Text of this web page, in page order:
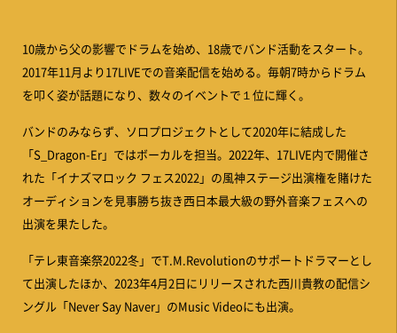
10歳から父の影響でドラムを始め、18歳でバンド活動をスタート。
2017年11月より17LIVEでの音楽配信を始める。毎朝7時からドラム
を叩く姿が話題になり、数々のイベントで１位に輝く。
バンドのみならず、ソロプロジェクトとして2020年に結成した
「S_Dragon-Er」ではボーカルを担当。2022年、17LIVE内で開催さ
れた「イナズマロック フェス2022」の風神ステージ出演権を賭けた
オーディションを見事勝ち抜き西日本最大級の野外音楽フェスへの
出演を果たした。
「テレ東音楽祭2022冬」でT.M.Revolutionのサポートドラマーとし
て出演したほか、2023年4月2日にリリースされた西川貴教の配信シ
ングル「Never Say Naver」のMusic Videoにも出演。